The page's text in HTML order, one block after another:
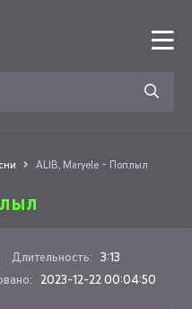
ALIB, Maryele - Поплыл
Длительность: 3:13
2023-12-22 00:04:50